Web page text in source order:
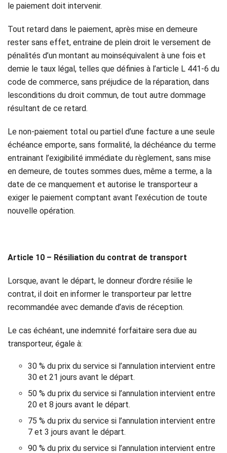
le paiement doit intervenir.
Tout retard dans le paiement, après mise en demeure
rester sans effet, entraine de plein droit le versement de
pénalités d’un montant au moinséquivalent à une fois et
demie le taux légal, telles que définies à l’article L 441-6 du
code de commerce, sans préjudice de la réparation, dans
lesconditions du droit commun, de tout autre dommage
résultant de ce retard.
Le non-paiement total ou partiel d’une facture a une seule
échéance emporte, sans formalité, la déchéance du terme
entrainant l’exigibilité immédiate du règlement, sans mise
en demeure, de toutes sommes dues, même a terme, a la
date de ce manquement et autorise le transporteur a
exiger le paiement comptant avant l’exécution de toute
nouvelle opération.
Article 10 – Résiliation du contrat de transport
Lorsque, avant le départ, le donneur d’ordre résilie le
contrat, il doit en informer le transporteur par lettre
recommandée avec demande d’avis de réception.
Le cas échéant, une indemnité forfaitaire sera due au
transporteur, égale à:
30 % du prix du service si l’annulation intervient entre
30 et 21 jours avant le départ.
50 % du prix du service si l’annulation intervient entre
20 et 8 jours avant le départ.
75 % du prix du service si l’annulation intervient entre
7 et 3 jours avant le départ.
90 % du prix du service si l’annulation intervient entre